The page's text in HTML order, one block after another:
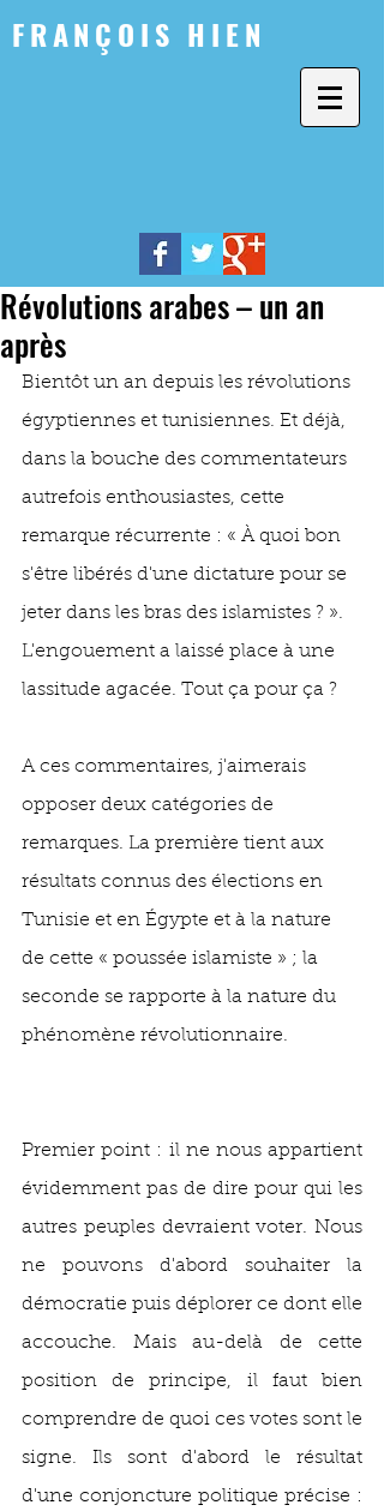
FRANÇOIS HIEN
Révolutions arabes – un an
après
Bientôt un an depuis les révolutions
égyptiennes et tunisiennes. Et déjà,
dans la bouche des commentateurs
autrefois enthousiastes, cette
remarque récurrente : « À quoi bon
s'être libérés d'une dictature pour se
jeter dans les bras des islamistes ? ».
L'engouement a laissé place à une
lassitude agacée. Tout ça pour ça ?
A ces commentaires, j'aimerais
opposer deux catégories de
remarques. La première tient aux
résultats connus des élections en
Tunisie et en Égypte et à la nature
de cette « poussée islamiste » ; la
seconde se rapporte à la nature du
phénomène révolutionnaire.
Premier point : il ne nous appartient
évidemment pas de dire pour qui les
autres peuples devraient voter. Nous
ne pouvons d'abord souhaiter la
démocratie puis déplorer ce dont elle
accouche. Mais au-delà de cette
position de principe, il faut bien
comprendre de quoi ces votes sont le
signe. Ils sont d'abord le résultat
d'une conjoncture politique précise :